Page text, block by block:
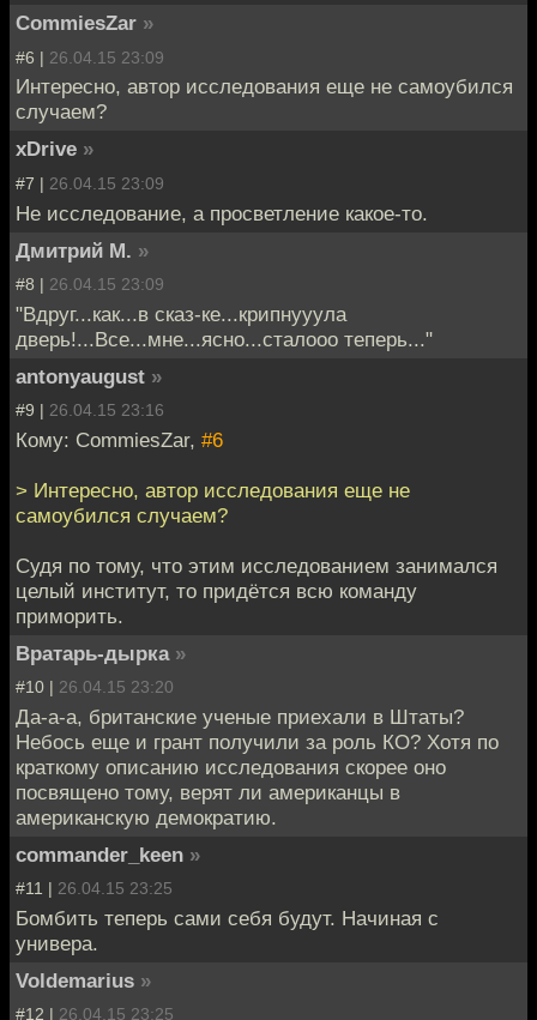
CommiesZar »
#6 | 26.04.15 23:09
Интересно, автор исследования еще не самоубился
случаем?
xDrive »
#7 | 26.04.15 23:09
Не исследование, а просветление какое-то.
Дмитрий М. »
#8 | 26.04.15 23:09
"Вдруг...как...в сказ-ке...крипнууула
дверь!...Все...мне...ясно...сталооо теперь..."
antonyaugust »
#9 | 26.04.15 23:16
Кому: CommiesZar, #6
> Интересно, автор исследования еще не
самоубился случаем?
Судя по тому, что этим исследованием занимался
целый институт, то придётся всю команду
приморить.
Вратарь-дырка »
#10 | 26.04.15 23:20
Да-а-а, британские ученые приехали в Штаты?
Небось еще и грант получили за роль КО? Хотя по
краткому описанию исследования скорее оно
посвящено тому, верят ли американцы в
американскую демократию.
commander_keen »
#11 | 26.04.15 23:25
Бомбить теперь сами себя будут. Начиная с
универа.
Voldemarius »
#12 | 26.04.15 23:25